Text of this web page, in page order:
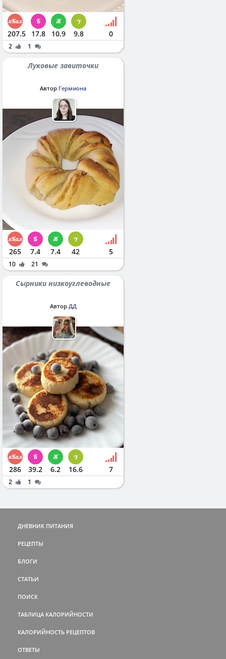
207.5 17.8 10.9 9.8 0
2 1
Луковые завиточки
Автор Гермиона
265 7.4 7.4 42 5
10 21
Сырники низкоуглеводные
Автор ДД
286 39.2 6.2 16.6 7
2 1
ДНЕВНИК ПИТАНИЯ
РЕЦЕПТЫ
БЛОГИ
СТАТЬИ
ПОИСК
ТАБЛИЦА КАЛОРИЙНОСТИ
КАЛОРИЙНОСТЬ РЕЦЕПТОВ
ОТВЕТЫ